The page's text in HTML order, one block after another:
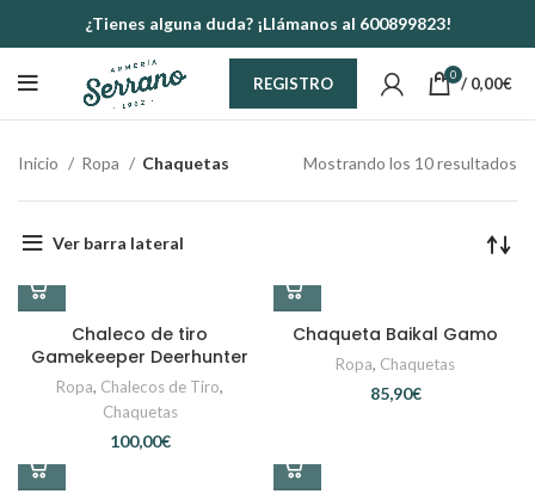
¿Tienes alguna duda? ¡Llámanos al 600899823!
REGISTRO 0 / 0,00€
Inicio Ropa Chaquetas Mostrando los 10 resultados
Ver barra lateral
Chaleco de tiro
Gamekeeper Deerhunter
Ropa, Chalecos de Tiro,
Chaquetas
€
Chaqueta Baikal Gamo
Ropa, Chaquetas
€